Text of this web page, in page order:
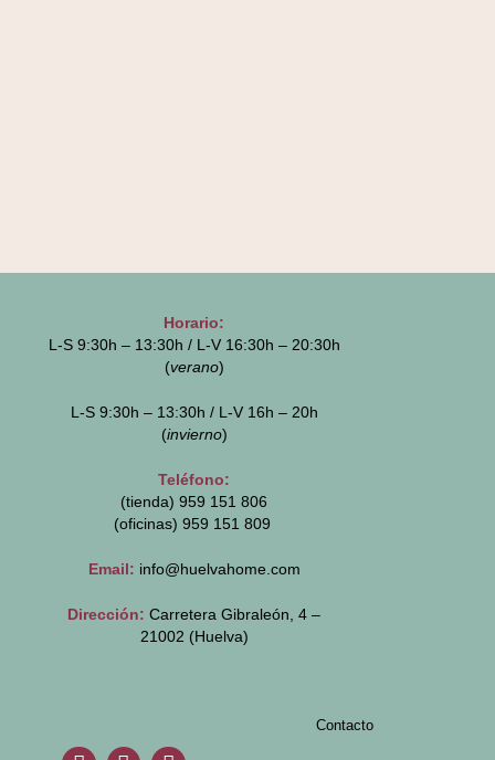
Horario:
L-S 9:30h – 13:30h / L-V 16:30h – 20:30h
(verano)
L-S 9:30h – 13:30h / L-V 16h – 20h
(invierno)
Teléfono:
(tienda) 959 151 806
(oficinas) 959 151 809
Email: info@huelvahome.com
Dirección: Carretera Gibraleón, 4 –
21002 (Huelva)
Contacto